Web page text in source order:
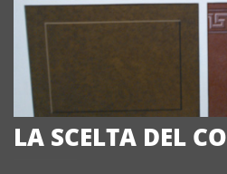
LA SCELTA DEL